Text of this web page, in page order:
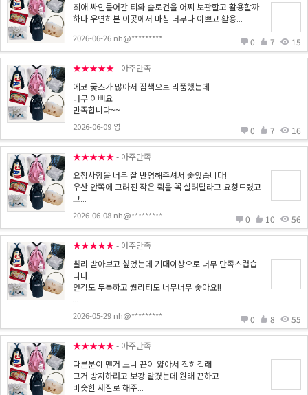
최애 싸인들어간 티와 슬로건을 어찌 보관할고 활용할까
하다 우연히본 이곳에서 마침 너무나 이쁘고 활용...
2026-06-26 nh@********* 0 7 15
★★★★★- 아주만족
에코 궂즈가 많아서 짐색으로 리품했는데
너무 이뻐요
만족합니다~~
2026-06-09 영 0 7 16
★★★★★- 아주만족
요청사항을 너무 잘 반영해주셔서 좋았습니다!
우산 안쪽에 그려진 작은 쥑을 꼭 살려달라고 요청드렸고
고...
2026-06-08 nh@********* 0 10 56
★★★★★- 아주만족
빨리 받아보고 싶었는데 기대이상으로 너무 만족스럽습
니다.
안감도 두툼하고 퀄리티도 너무너무 좋아요!!
...
2026-05-29 nh@********* 0 8 55
★★★★★- 아주만족
다른분이 맨거 보니 끈이 얇아서 접히길래
그거 방지하려고 보강 맡겼는데 원래 끈하고
비슷한 재질로 해주...